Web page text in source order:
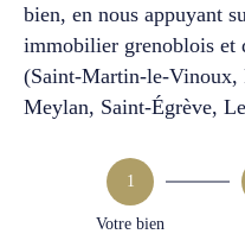
bien, en nous appuyant
immobilier grenoblois et
(Saint-Martin-le-Vinoux,
Meylan, Saint-Égrève,
1
Votre bien